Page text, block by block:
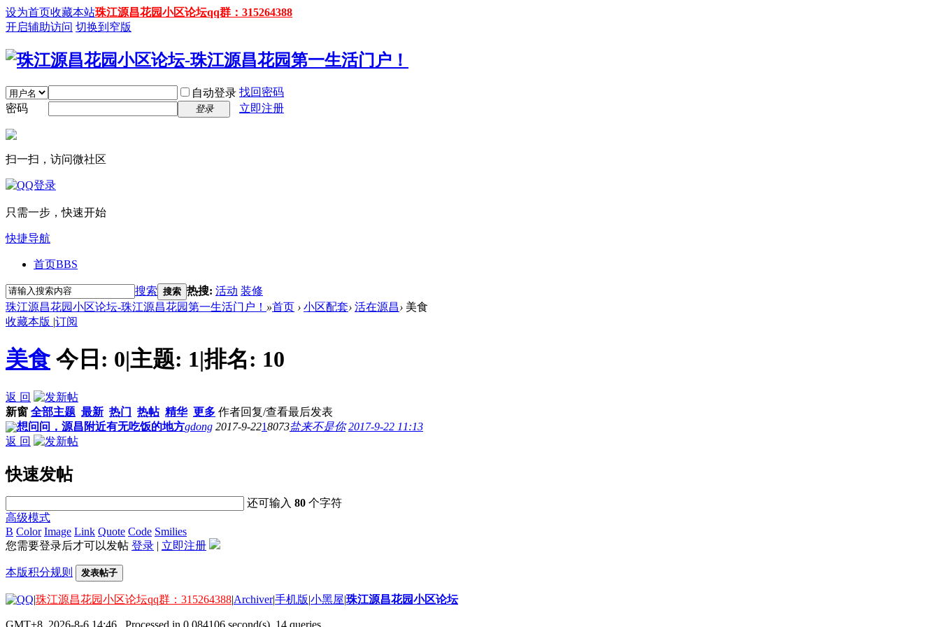
设为首页收藏本站珠江源昌花园小区论坛qq群：315264388
开启辅助访问 切换到窄版
自动登录 找回密码
密码
登录 立即注册
扫一扫，访问微社区
只需一步，快速开始
快捷导航
首页BBS
搜索 搜索 热搜: 活动 装修
珠江源昌花园小区论坛-珠江源昌花园第一生活门户！ »首页 › 小区配套› 活在源昌› 美食
收藏本版 |订阅
美食 今日: 0|主题: 1|排名: 10
返 回
新窗 全部主题 最新 热门 热帖 精华 更多 作者回复/查看最后发表
想问问，源昌附近有无吃饭的地方gdong 2017-9-2218073盐来不是你 2017-9-22 11:13
返 回
快速发帖
还可输入80 个字符
高级模式
B Color Image Link Quote Code Smilies
您需要登录后才可以发帖 登录 | 立即注册
本版积分规则 发表帖子
|珠江源昌花园小区论坛qq群：315264388|Archiver|手机版|小黑屋|珠江源昌花园小区论坛
GMT+8, 2026-8-6 14:46 , Processed in 0.084106 second(s), 14 queries .